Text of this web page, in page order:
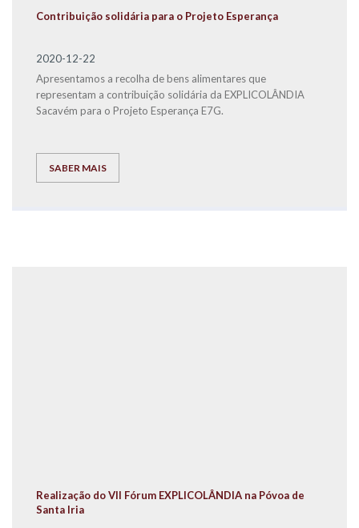
Contribuição solidária para o Projeto Esperança
2020-12-22
Apresentamos a recolha de bens alimentares que
representam a contribuição solidária da EXPLICOLÂNDIA
Sacavém para o Projeto Esperança E7G.
SABER MAIS
Realização do VII Fórum EXPLICOLÂNDIA na Póvoa de
Santa Iria